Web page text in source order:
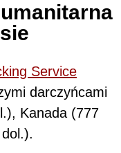
Service
darczyńcami
Kanada (777